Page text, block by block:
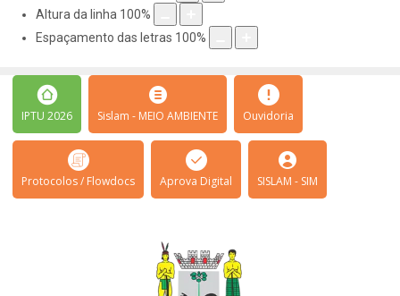
Altura da linha 100%
Espaçamento das letras 100%
IPTU 2026 Sislam - MEIO AMBIENTE Ouvidoria
Protocolos / Flowdocs Aprova Digital SISLAM - SIM